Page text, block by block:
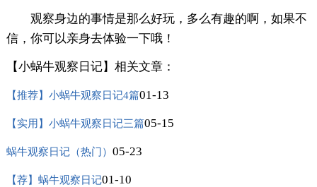
观察身边的事情是那么好玩，多么有趣的啊，如果不
信，你可以亲身去体验一下哦！
【小蜗牛观察日记】相关文章：
【推荐】小蜗牛观察日记4篇01-13
【实用】小蜗牛观察日记三篇05-15
蜗牛观察日记（热门） 05-23
【荐】蜗牛观察日记01-10